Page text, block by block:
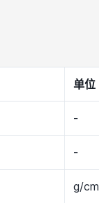
单位
-
-
g/cm